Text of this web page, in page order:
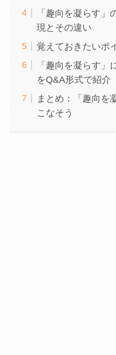
「趣向を凝らす」
現とその違い
覚えておきたいポ
「趣向を凝らす」
をQ&A形式で紹介
まとめ：「趣向を
こなそう